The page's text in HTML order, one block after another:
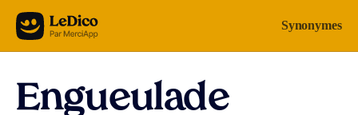
Aller au contenu Synonymes
Engueulade